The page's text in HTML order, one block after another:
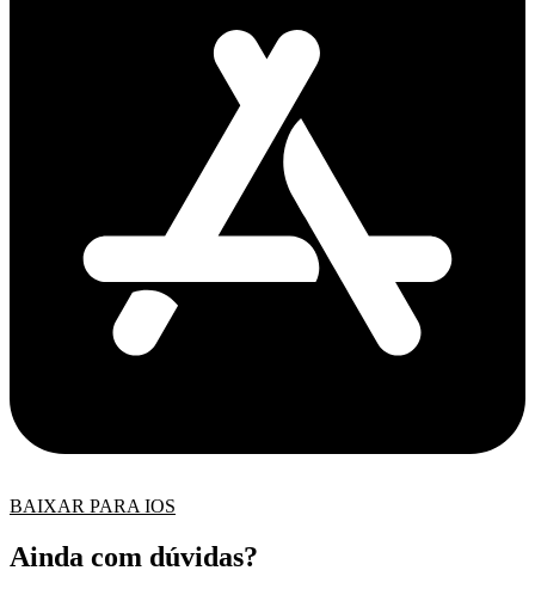
BAIXAR PARA IOS
Ainda com dúvidas?